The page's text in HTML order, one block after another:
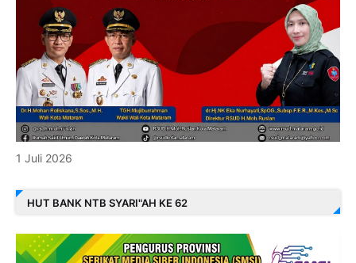
1 Juli 2026
HUT BANK NTB SYARI"AH KE 62